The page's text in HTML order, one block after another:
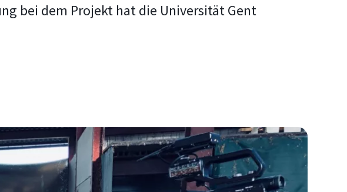
bei dem Projekt hat die Universität Gent